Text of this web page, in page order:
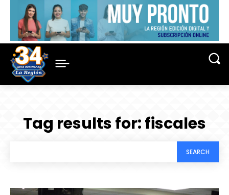
Tag results for:fiscales
SEARCH